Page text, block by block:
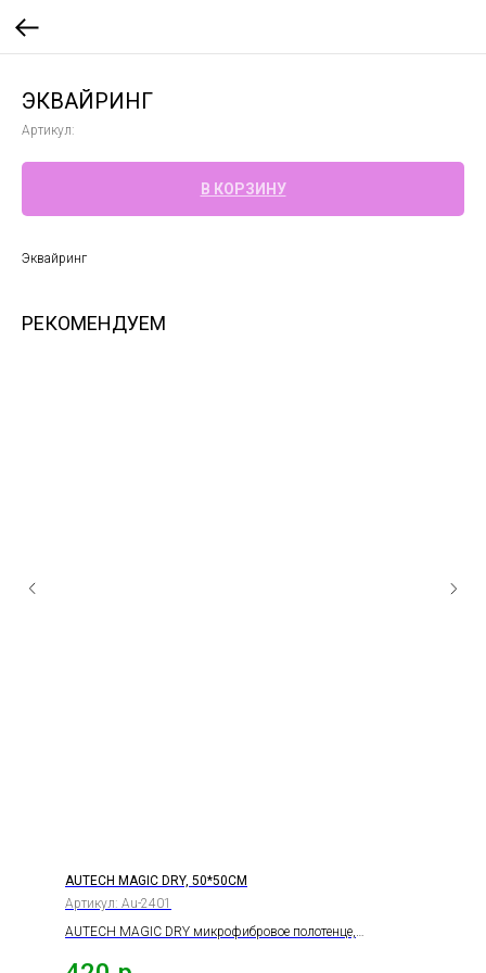
ЭКВАЙРИНГ
Артикул:
В КОРЗИНУ
Эквайринг
РЕКОМЕНДУЕМ
AUTECH MAGIC DRY, 50*50СМ
Артикул: Au-2401
AUTECH MAGIC DRY микрофибровое полотенце,